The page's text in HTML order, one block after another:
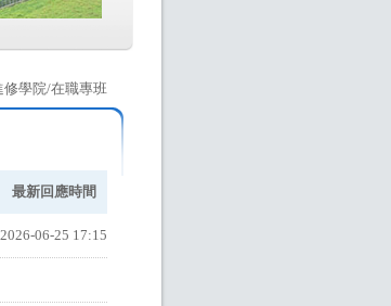
修學院/在職專班